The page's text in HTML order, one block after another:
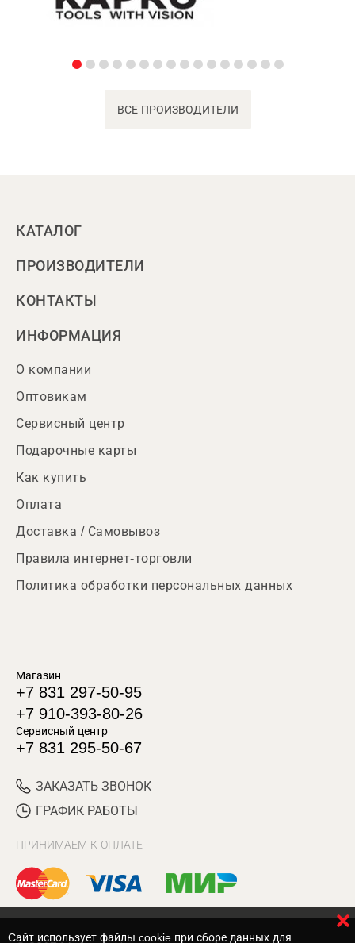
ВСЕ ПРОИЗВОДИТЕЛИ
КАТАЛОГ
ПРОИЗВОДИТЕЛИ
КОНТАКТЫ
ИНФОРМАЦИЯ
О компании
Оптовикам
Сервисный центр
Подарочные карты
Как купить
Оплата
Доставка / Самовывоз
Правила интернет-торговли
Политика обработки персональных данных
Магазин
+7 831 297-50-95
+7 910-393-80-26
Сервисный центр
+7 831 295-50-67
ЗАКАЗАТЬ ЗВОНОК
ГРАФИК РАБОТЫ
ПРИНИМАЕМ К ОПЛАТЕ
Cайт использует файлы cookie при сборе данных для